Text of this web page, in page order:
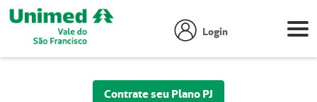
Login
Contrate seu Plano PJ